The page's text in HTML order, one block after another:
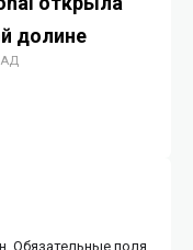
долине
Обязательные поля